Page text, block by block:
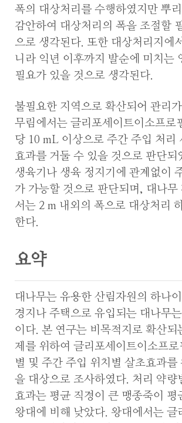
폭의 대상처리를 수행하였지만 뿌
감안하여 대상처리의 폭을 조절할
으로 생각된다. 또한 대상처리지에
니라 익년 이후까지 발순에 미치는
필요가 있을 것으로 생각된다.
불필요한 지역으로 확산되어 관리
무림에서는 글리포세이트이소프로
당 10 mL 이상으로 주간 주입 처리
효과를 거둘 수 있을 것으로 판단되
생육기나 생육 정지기에 관계없이
가 가능할 것으로 판단되며, 대나무
서는 2 m 내외의 폭으로 대상처리
한다.
요약
대나무는 유용한 산림자원의 하나
경지나 주택으로 유입되는 대나무
이다. 본 연구는 비목적지로 확산되
제를 위하여 글리포세이트이소프
별 및 주간 주입 위치별 살초효과를
을 대상으로 조사하였다. 처리 약량
효과는 평균 직경이 큰 맹종죽이 평
왕대에 비해 낮았다. 왕대에서는 글